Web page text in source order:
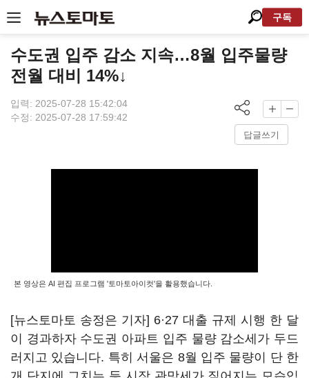
구독
수도권 입주 감소 지속…8월 입주물량
전월 대비 14%↓
입력: 2025-07-28 15:42:04
수정: 2025-07-28 17:59:42
답글쓰기
본 영상은 AI 편집 프로그램 '토마토아이컷'을 활용했습니다.
[뉴스토마토 송정은 기자] 6·27 대출 규제 시행 한 달
이 경과하자 수도권 아파트 입주 물량 감소세가 두드
러지고 있습니다. 특히 서울은 8월 입주 물량이 단 한